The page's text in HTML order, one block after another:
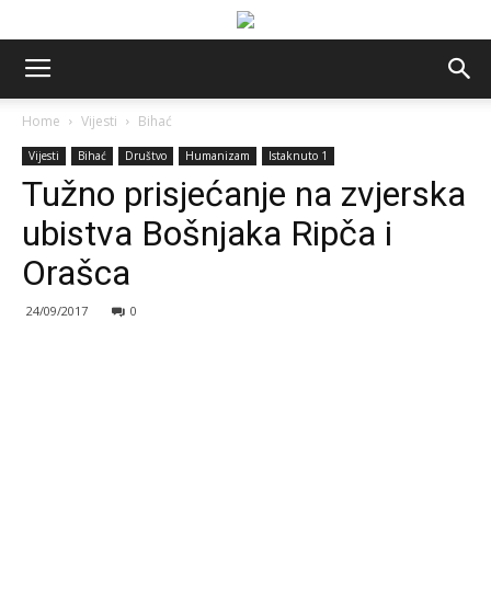
Home Vijesti Bihać
Vijesti Bihać Društvo Humanizam Istaknuto 1
Tužno prisjećanje na zvjerska
ubistva Bošnjaka Ripča i
Orašca
24/09/2017 0